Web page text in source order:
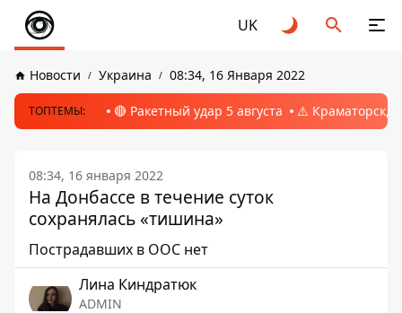
UK
Новости Украина 08:34, 16 Января 2022
ТОПТЕМЫ: 🔴 Ракетный удар 5 августа ⚠️ Краматорск,
08:34, 16 января 2022
На Донбассе в течение суток
сохранялась «тишина»
Пострадавших в ООС нет
Лина Киндратюк
ADMIN